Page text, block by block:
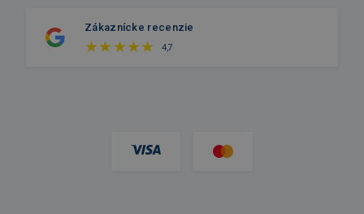
Zákaznícke recenzie
4,7